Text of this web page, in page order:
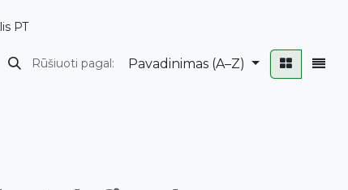
PT
Rūšiuoti pagal: Pavadinimas (A–Z)